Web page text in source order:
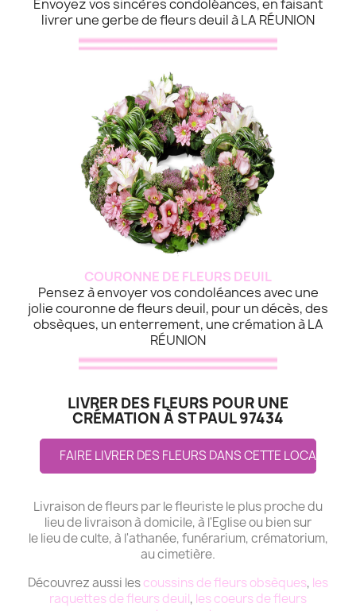
Envoyez vos sincères condoléances, en faisant
livrer une gerbe de fleurs deuil à LA RÉUNION
COURONNE DE FLEURS DEUIL
Pensez à envoyer vos condoléances avec une
jolie couronne de fleurs deuil, pour un décès, des
obsèques, un enterrement, une crémation à LA
RÉUNION
LIVRER DES FLEURS POUR UNE
CRÉMATION À ST PAUL 97434
FAIRE LIVRER DES FLEURS DANS CETTE LOCALITE
Livraison de fleurs par le fleuriste le plus proche du
lieu de livraison à domicile, à l'Eglise ou bien sur
le lieu de culte, à l'athanée, funérarium, crématorium,
au cimetière.
Découvrez aussi lescoussins de fleurs obsèques, les
raquettes de fleurs deuil, les coeurs de fleurs